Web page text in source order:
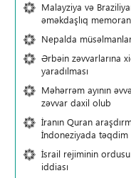
Malayziya və
əməkdaşlıq
Nepalda
Ərbəin zəvvarlarına
yaradılması
Məhərrəm ayının
zəvvar daxil olub
İranın Quran
İndoneziyada təqdim
İsrail rejiminin
iddiası